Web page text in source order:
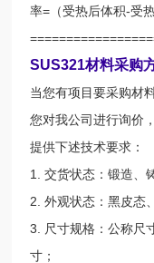
率=（受热后体积-受
SUS321材料采购
当您有项目要采购材
您对我公司进行询价
提供下述技术要求：
1. 交货状态：锻造、
2. 外观状态：黑皮态
3. 尺寸规格：公称尺
寸；